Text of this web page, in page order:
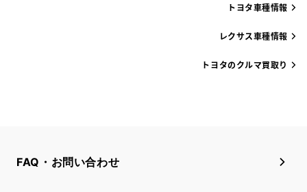
トヨタ車種情報
レクサス車種情報
トヨタのクルマ買取り
FAQ・お問い合わせ